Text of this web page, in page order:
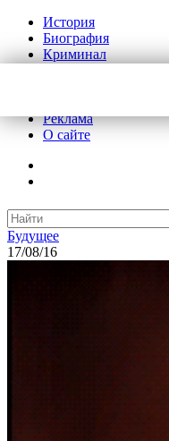
История
Биография
Криминал
Реклама
О сайте
Будущее
17/08/16